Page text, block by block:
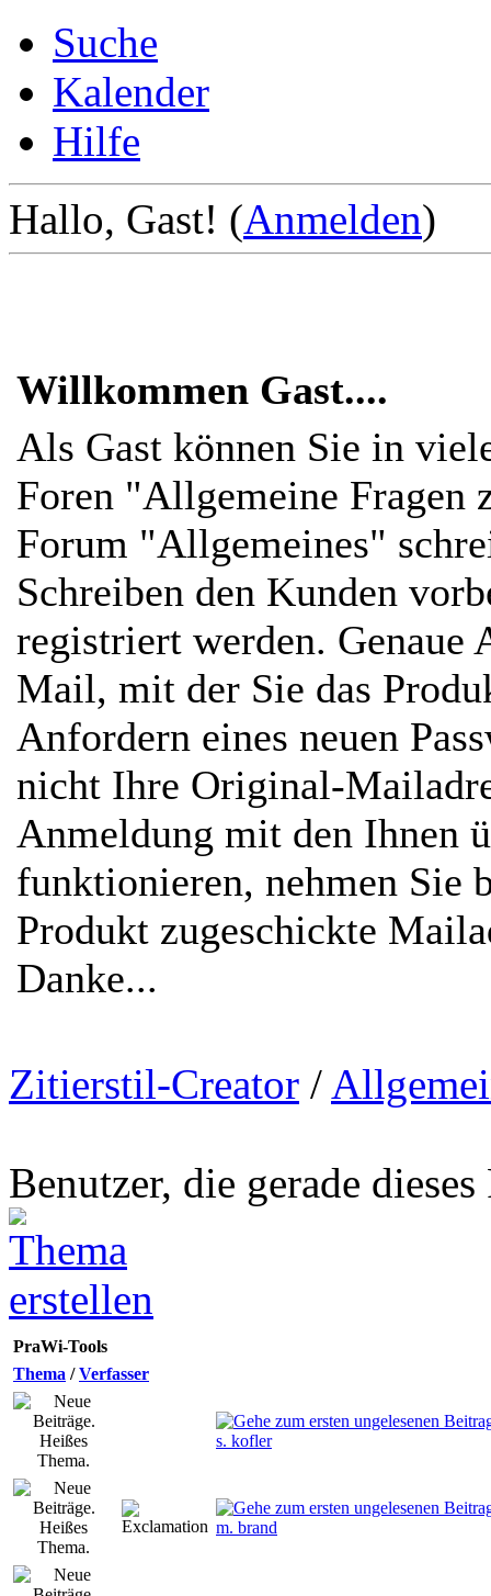
Suche
Kalender
Hilfe
Hallo, Gast! (Anmelden)
Willkommen Gast....
Als Gast können Sie in
Foren "Allgemeine
Forum "Allgemeines"
Schreiben den Kunden
registriert werden. Genaue
Mail, mit der Sie das
Anfordern eines neuen
nicht Ihre Original-
Anmeldung mit den Ihnen
funktionieren, nehmen Sie
Produkt zugeschickte
Danke...
Zitierstil-Creator /
Benutzer, die gerade
PraWi-Tools
Thema /Verfasser
s. kofler
m. brand